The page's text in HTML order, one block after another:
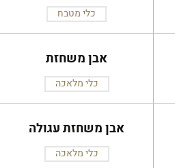
כלי מטבח
אבן משחזת
כלי מלאכה
אבן משחזת עגולה
כלי מלאכה